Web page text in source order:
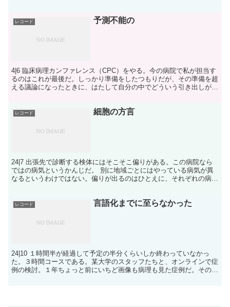
レコード 予測不能の
4|6 臨床病理カンファレンス（CPC）をやる。今の病院で私が担当す
るのはこれが最後だ。しっかり準備をしたつもりだが、その準備を超
える議論になったときに、はたして自分の中でどういう引き出しが開
レコード 細胞の方言
24|7 出張先で診断する検体にはそこそこ偏りがある。この病院なら
ではの病気というかんじだ。 別に地域ごとにはやっている病気が異
なるというわけではない。偏りが出るのはひとえに、それぞれの病院
レコード 言語化までに至らなかった
24|10 １時間半が経過して予定の半分くらいしか終わっていなかっ
た。３時間コースである。某大学のスタッフたちと、オンラインで症
例の検討。１年ちょっと前にいちど画像も病理も見た症例だ。その